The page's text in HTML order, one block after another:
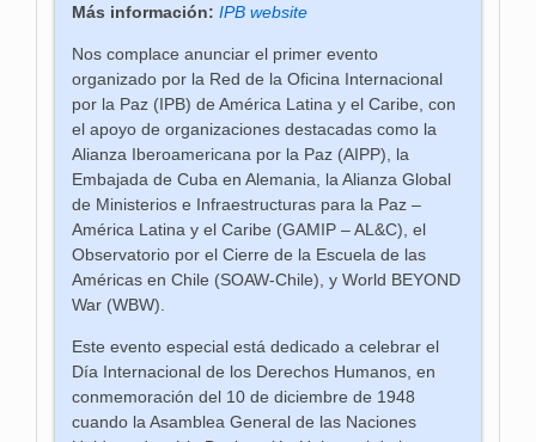
Más información:IPB website
Nos complace anunciar el primer evento
organizado por la Red de la Oficina Internacional
por la Paz (IPB) de América Latina y el Caribe, con
el apoyo de organizaciones destacadas como la
Alianza Iberoamericana por la Paz (AIPP), la
Embajada de Cuba en Alemania, la Alianza Global
de Ministerios e Infraestructuras para la Paz –
América Latina y el Caribe (GAMIP – AL&C), el
Observatorio por el Cierre de la Escuela de las
Américas en Chile (SOAW-Chile), y World BEYOND
War (WBW).
Este evento especial está dedicado a celebrar el
Día Internacional de los Derechos Humanos, en
conmemoración del 10 de diciembre de 1948
cuando la Asamblea General de las Naciones